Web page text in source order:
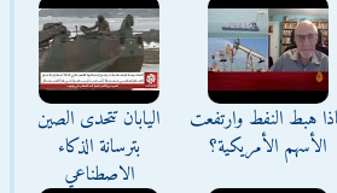
هبط النفط وارتفعت
الأسهم الأمريكية؟
اليابان تتحدى الصين
بترسانة الذكاء
الاصطناعي